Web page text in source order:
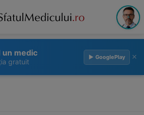
un medic
gratuit
▶ GooglePlay ×